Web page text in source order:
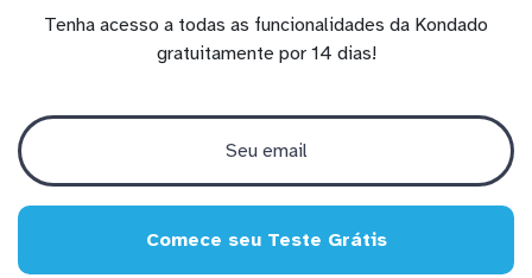
Tenha acesso a todas as funcionalidades da Kondado
gratuitamente por 14 dias!
Comece seu Teste Grátis